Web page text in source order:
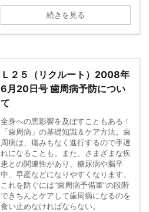
続きを見る
Ｌ２５（リクルート）2008年
6月20日号 歯周病予防につい
て
全身への悪影響を及ぼすこともある！
「歯周病」の基礎知識＆ケア方法。歯
周病は、痛みもなく進行するので手遅
れになることも。また、さまざまな疾
患との関連性があり、糖尿病や脳卒
中、早産などになりやすくなります。
これを防ぐには“歯周病予備軍”の段階
できちんとケアして歯周病になるのを
食い止めなければならない。